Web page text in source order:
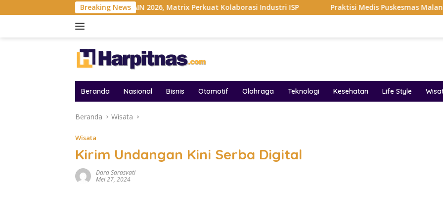
ke
Breaking News
Gelar MAIN 2026, Matrix Perkuat Kolaborasi Industri ISP Praktisi Medis Puskesmas Malang Ikut Ejek
Beranda Nasional Bisnis Otomotif Olahraga Teknologi Kesehatan Life Style
Beranda Wisata
Wisata
Kirim Undangan Kini Serba Digital
Dara Sarasvati
Mei 27, 2024